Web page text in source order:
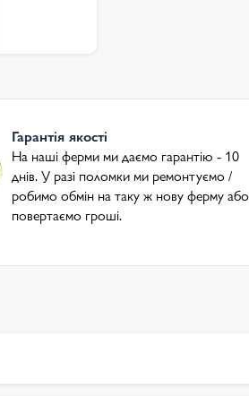
Гарантія якості
На наші ферми ми даємо гарантію - 10
днів. У разі поломки ми ремонтуємо /
робимо обмін на таку ж нову ферму або
повертаємо гроші.